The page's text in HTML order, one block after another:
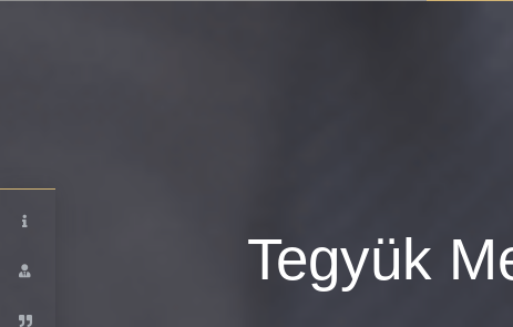
Tegyük